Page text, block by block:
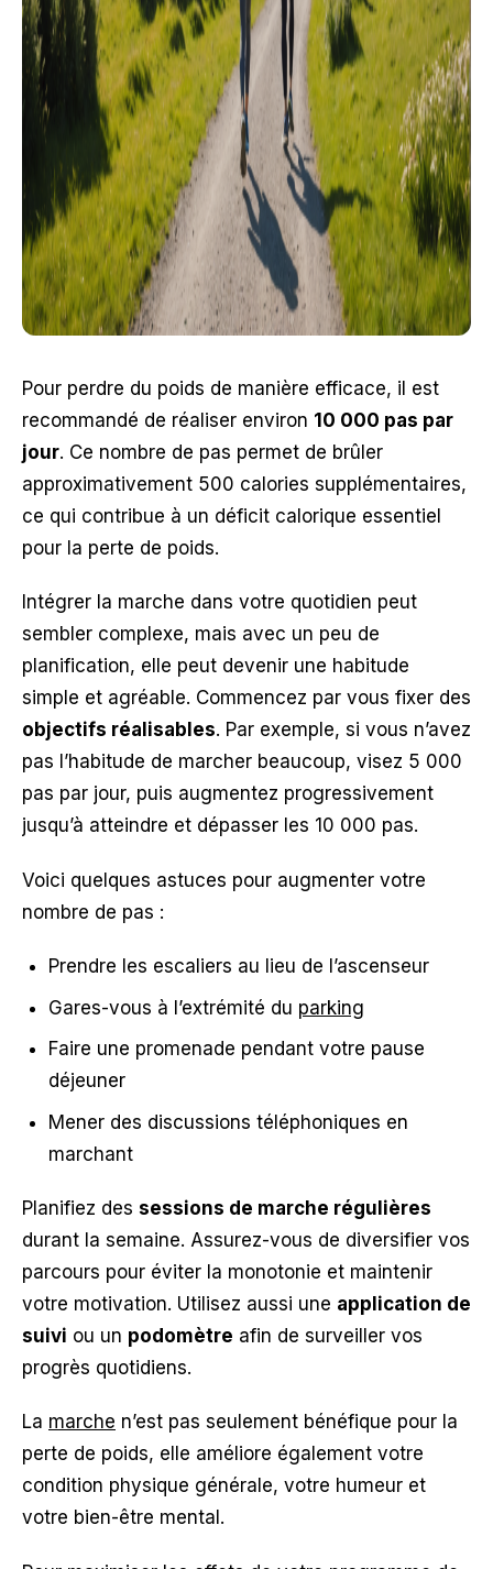
Pour perdre du poids de manière efficace, il est
recommandé de réaliser environ 10 000 pas par
jour. Ce nombre de pas permet de brûler
approximativement 500 calories supplémentaires,
ce qui contribue à un déficit calorique essentiel
pour la perte de poids.
Intégrer la marche dans votre quotidien peut
sembler complexe, mais avec un peu de
planification, elle peut devenir une habitude
simple et agréable. Commencez par vous fixer des
objectifs réalisables. Par exemple, si vous n’avez
pas l’habitude de marcher beaucoup, visez 5 000
pas par jour, puis augmentez progressivement
jusqu’à atteindre et dépasser les 10 000 pas.
Voici quelques astuces pour augmenter votre
nombre de pas :
Prendre les escaliers au lieu de l’ascenseur
Gares-vous à l’extrémité du parking
Faire une promenade pendant votre pause
déjeuner
Mener des discussions téléphoniques en
marchant
Planifiez des sessions de marche régulières
durant la semaine. Assurez-vous de diversifier vos
parcours pour éviter la monotonie et maintenir
votre motivation. Utilisez aussi une application de
suivi ou un podomètre afin de surveiller vos
progrès quotidiens.
La marche n’est pas seulement bénéfique pour la
perte de poids, elle améliore également votre
condition physique générale, votre humeur et
votre bien-être mental.